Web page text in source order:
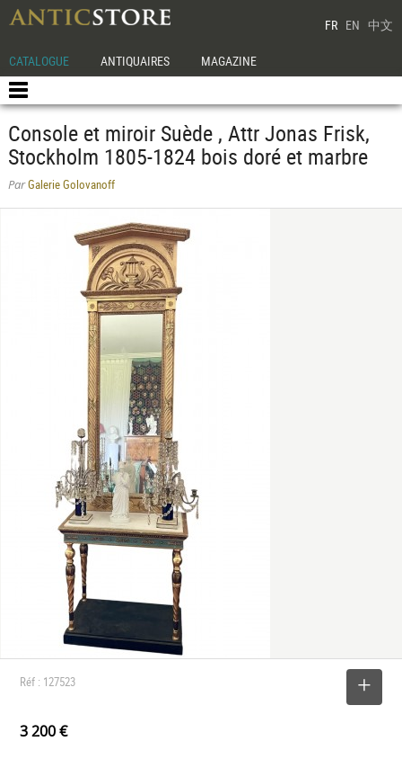
FR EN 中文
CATALOGUE ANTIQUAIRES MAGAZINE
Console et miroir Suède , Attr Jonas Frisk,
Stockholm 1805-1824 bois doré et marbre
ParGalerie Golovanoff
Réf : 127523
3 200 €